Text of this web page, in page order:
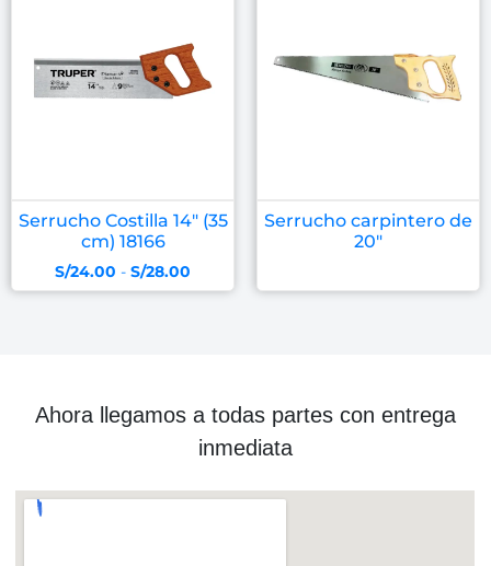
Serrucho Costilla 14″ (35
cm) 18166
S/24.00 - S/28.00
Serrucho carpintero de
20″
Ahora llegamos a todas partes con entrega
inmediata